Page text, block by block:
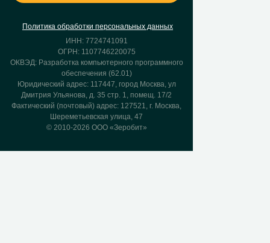
ИНН: 7724741091
ОГРН: 1107746220075
ОКВЭД: Разработка компьютерного программного
обеспечения (62.01)
Юридический адрес: 117447, город Москва, ул
Дмитрия Ульянова, д. 35 стр. 1, помещ. 17/2
Фактический (почтовый) адрес: 127521, г. Москва,
Шереметьевская улица, 47
© 2010-2026 ООО «Зеробит»
Политика обработки персональных данных